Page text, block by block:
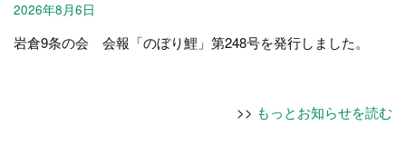
2026年8月6日
岩倉9条の会 会報「のぼり鯉」第248号を発行しました。
>> もっとお知らせを読む